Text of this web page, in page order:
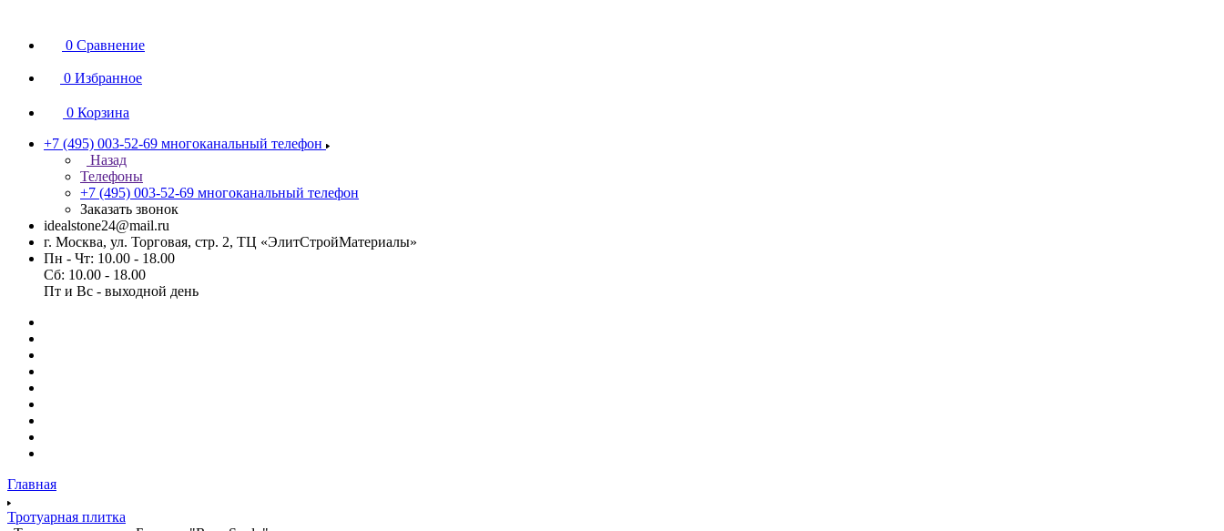
0 Сравнение
0 Избранное
0 Корзина
+7 (495) 003-52-69 многоканальный телефон
Назад
Телефоны
+7 (495) 003-52-69 многоканальный телефон
Заказать звонок
idealstone24@mail.ru
г. Москва, ул. Торговая, стр. 2, ТЦ «ЭлитСтройМатериалы»
Пн - Чт: 10.00 - 18.00
Сб: 10.00 - 18.00
Пт и Вс - выходной день
Главная
Тротуарная плитка